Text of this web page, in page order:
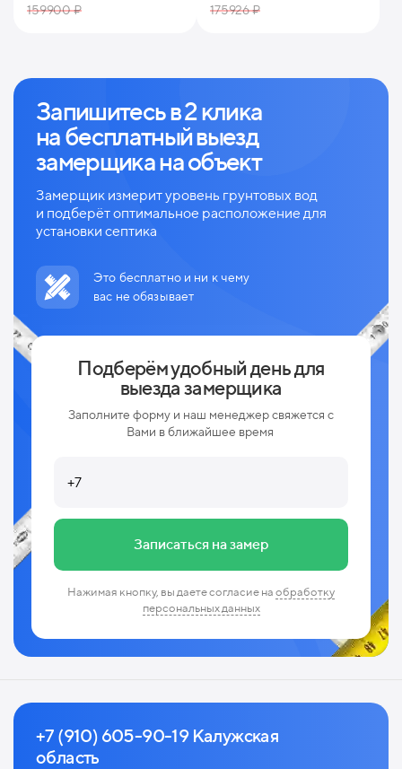
159900 ₽ 175926 ₽
Запишитесь в 2 клика
набесплатный выезд
замерщика на объект
Замерщик измерит уровень грунтовых вод
и подберёт оптимальное расположение для
установки септика
Это бесплатно и ни к чему
вас не обязывает
Подберём удобный день для
выезда замерщика
Заполните форму и наш менеджер свяжется с
Вами в ближайшее время
Записаться на замер
Нажимая кнопку, вы даете согласие на обработку
персональных данных
+7 (910) 605-90-19 Калужская
область